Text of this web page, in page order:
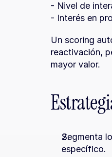
- Nivel de
- Interés en
Un scoring
reactivación,
mayor valor.
Segmenta
específico.